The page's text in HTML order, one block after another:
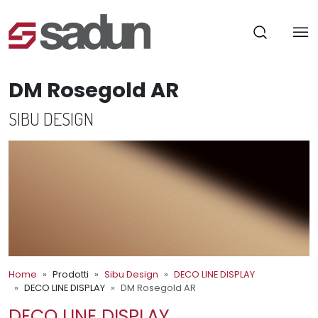
DM Rosegold AR
SIBU DESIGN
Home Prodotti Sibu Design
DECO LINE DISPLAY
DECO LINE DISPLAY
DM Rosegold AR